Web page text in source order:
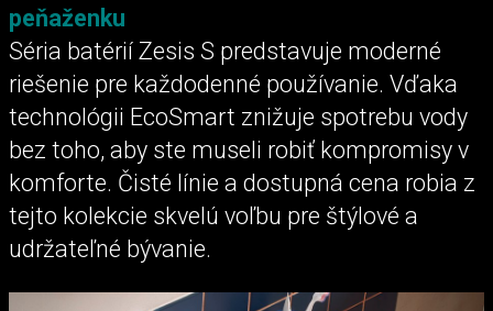
peňaženku
Séria batérií Zesis S predstavuje moderné
riešenie pre každodenné používanie. Vďaka
technológii EcoSmart znižuje spotrebu vody
bez toho, aby ste museli robiť kompromisy v
komforte. Čisté línie a dostupná cena robia z
tejto kolekcie skvelú voľbu pre štýlové a
udržateľné bývanie.